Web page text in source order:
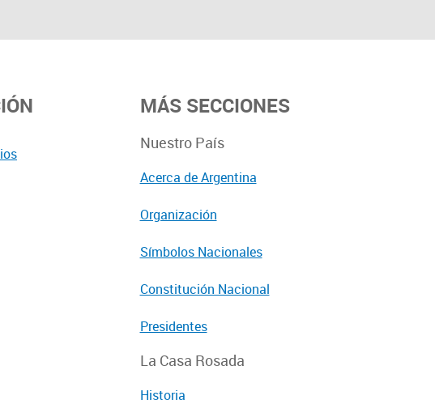
MÁS SECCIONES
Nuestro País
Acerca de Argentina
Organización
Símbolos Nacionales
Constitución Nacional
Presidentes
La Casa Rosada
Historia